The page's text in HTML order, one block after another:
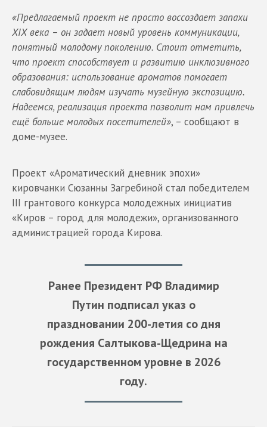
«Предлагаемый проект не просто воссоздает запахи
XIX века – он задает новый уровень коммуникации,
понятный молодому поколению. Стоит отметить,
что проект способствует и развитию инклюзивного
образования: использование ароматов помогает
слабовидящим людям изучать музейную экспозицию.
Надеемся, реализация проекта позволит нам привлечь
ещё больше молодых посетителей», – сообщают в
доме-музее.
Проект «Ароматический дневник эпохи»
кировчанки Сюзанны Загребиной стал победителем
III грантового конкурса молодежных инициатив
«Киров – город для молодежи», организованного
администрацией города Кирова.
Ранее Президент РФ Владимир
Путин подписал указ о
праздновании 200-летия со дня
рождения Салтыкова-Щедрина на
государственном уровне в 2026
году.